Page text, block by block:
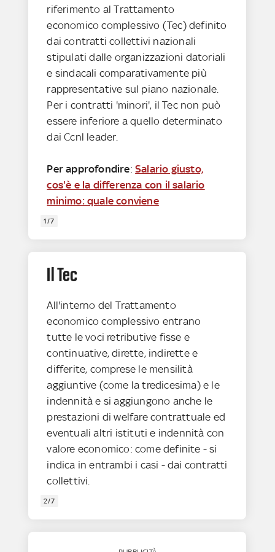
riferimento al Trattamento
economico complessivo (Tec) definito
dai contratti collettivi nazionali
stipulati dalle organizzazioni datoriali
e sindacali comparativamente più
rappresentative sul piano nazionale.
Per i contratti 'minori', il Tec non può
essere inferiore a quello determinato
dai Ccnl leader.
Per approfondire:Salario giusto,
cos'è e la differenza con il salario
minimo: quale conviene
1/7
Il Tec
All'interno del Trattamento
economico complessivo entrano
tutte le voci retributive fisse e
continuative, dirette, indirette e
differite, comprese le mensilità
aggiuntive (come la tredicesima) e le
indennità e si aggiungono anche le
prestazioni di welfare contrattuale ed
eventuali altri istituti e indennità con
valore economico: come definite - si
indica in entrambi i casi - dai contratti
collettivi.
2/7